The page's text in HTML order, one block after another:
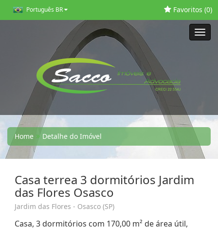
Português BR Favoritos (0)
Home Detalhe do Imóvel
Casa terrea 3 dormitórios Jardim
das Flores Osasco
Jardim das Flores - Osasco (SP)
Casa, 3 dormitórios com 170,00 m² de área útil,